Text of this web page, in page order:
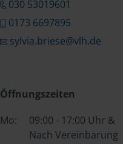
030 53019601
0173 6697895
sylvia.briese@vlh.de
Öffnungszeiten
Mo:
09:00 - 17:00 Uhr &
Nach Vereinbarung